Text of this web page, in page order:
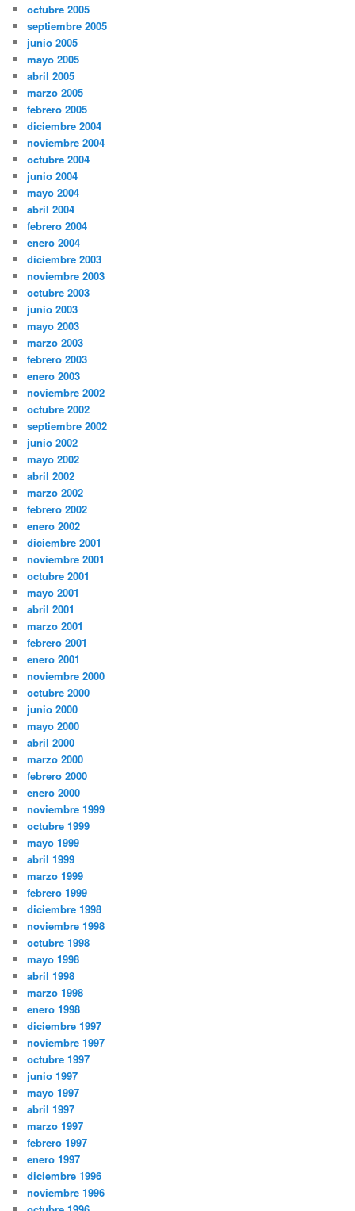
octubre 2005
septiembre 2005
junio 2005
mayo 2005
abril 2005
marzo 2005
febrero 2005
diciembre 2004
noviembre 2004
octubre 2004
junio 2004
mayo 2004
abril 2004
febrero 2004
enero 2004
diciembre 2003
noviembre 2003
octubre 2003
junio 2003
mayo 2003
marzo 2003
febrero 2003
enero 2003
noviembre 2002
octubre 2002
septiembre 2002
junio 2002
mayo 2002
abril 2002
marzo 2002
febrero 2002
enero 2002
diciembre 2001
noviembre 2001
octubre 2001
mayo 2001
abril 2001
marzo 2001
febrero 2001
enero 2001
noviembre 2000
octubre 2000
junio 2000
mayo 2000
abril 2000
marzo 2000
febrero 2000
enero 2000
noviembre 1999
octubre 1999
mayo 1999
abril 1999
marzo 1999
febrero 1999
diciembre 1998
noviembre 1998
octubre 1998
mayo 1998
abril 1998
marzo 1998
enero 1998
diciembre 1997
noviembre 1997
octubre 1997
junio 1997
mayo 1997
abril 1997
marzo 1997
febrero 1997
enero 1997
diciembre 1996
noviembre 1996